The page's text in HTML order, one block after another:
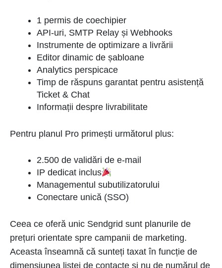
1 permis de coechipier
API-uri, SMTP Relay și Webhooks
Instrumente de optimizare a livrării
Editor dinamic de șabloane
Analytics perspicace
Timp de răspuns garantat pentru asistență
Ticket & Chat
Informații despre livrabilitate
Pentru planul Pro primești următorul plus:
2.500 de validări de e-mail
IP dedicat inclus
Managementul subutilizatorului
Conectare unică (SSO)
Ceea ce oferă unic Sendgrid sunt planurile de
prețuri orientate spre campanii de marketing.
Aceasta înseamnă că sunteți taxat în funcție de
dimensiunea listei de contacte și nu de numărul de